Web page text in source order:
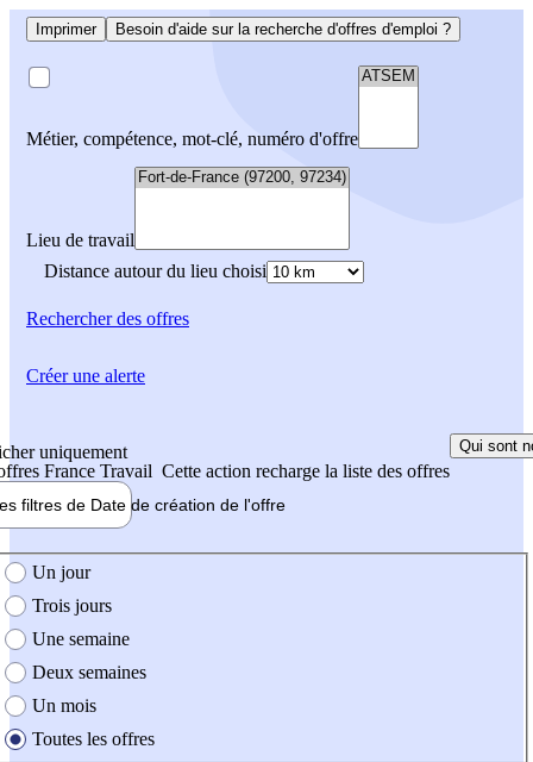
Imprimer Besoin d'aide sur la recherche d'offres d'emploi ?
Métier, compétence, mot-clé, numéro d'offre
Lieu de travail
Distance autour du lieu choisi
Rechercherdes offres
uniquement
France Travail Cette action recharge la liste des offres
Qui sont
filtres de Date de création de l'offre
création de l'offre
Un jour
Trois jours
Une semaine
Deux semaines
Un mois
Toutes les offres
Créer une alerte